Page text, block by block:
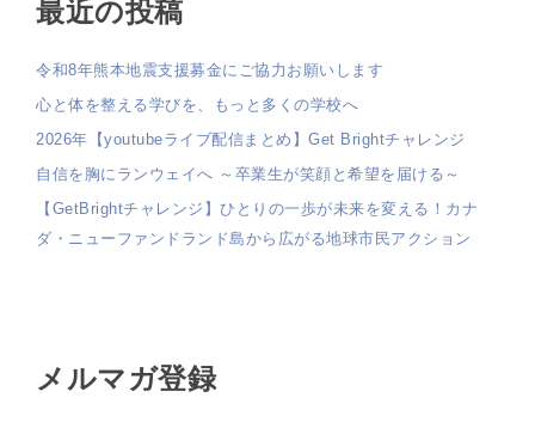
最近の投稿
令和8年熊本地震支援募金にご協力お願いします
心と体を整える学びを、もっと多くの学校へ
2026年【youtubeライブ配信まとめ】Get Brightチャレンジ
自信を胸にランウェイへ ～卒業生が笑顔と希望を届ける～
【GetBrightチャレンジ】ひとりの一歩が未来を変える！カナ
ダ・ニューファンドランド島から広がる地球市民アクション
メルマガ登録